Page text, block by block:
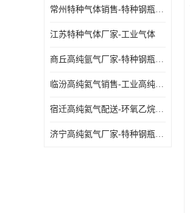
常州特种气体销售-特种钢瓶年检配件销售
江苏特种气体厂家-工业气体
商丘高纯氩气厂家-特种钢瓶年检配件销售
临汾高纯氦气销售-工业高纯氦气
宿迁高纯氦气配送-环氧乙烷灭菌剂
济宁高纯氦气厂家-特种钢瓶年检配件销售